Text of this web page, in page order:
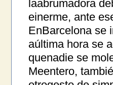
laabrumadora
einerme, ante
EnBarcelona se
aúltima hora se
quenadie se
Meentero,